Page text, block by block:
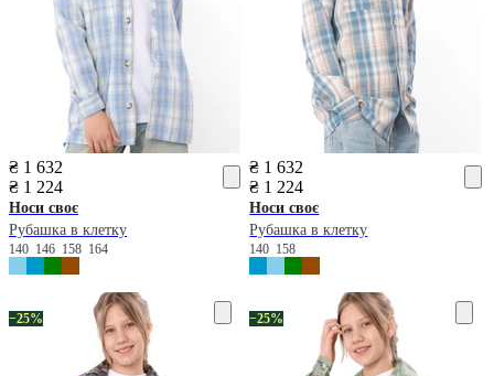
₴ 1 632
₴ 1 224
Носи своє
Рубашка в клетку
140 146 158 164
₴ 1 632
₴ 1 224
Носи своє
Рубашка в клетку
140 158
−25% −25%